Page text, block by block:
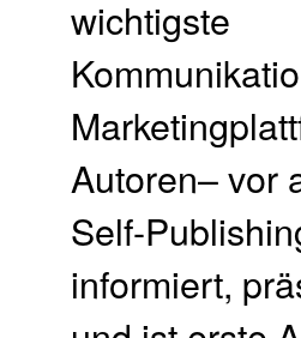
wichtigste
Autoren– vor
Self-
informiert,